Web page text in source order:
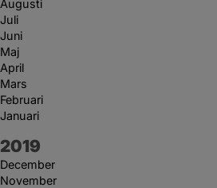
Augusti
Juli
Juni
Maj
April
Mars
Februari
Januari
År:
2019
December
November